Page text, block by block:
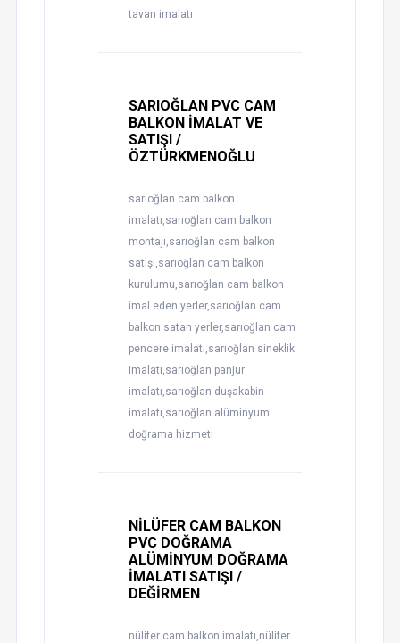
tavan imalatı
SARIOĞLAN PVC CAM
BALKON İMALAT VE
SATIŞI /
ÖZTÜRKMENOĞLU
sarıoğlan cam balkon
imalatı,sarıoğlan cam balkon
montajı,sarıoğlan cam balkon
satışı,sarıoğlan cam balkon
kurulumu,sarıoğlan cam balkon
imal eden yerler,sarıoğlan cam
balkon satan yerler,sarıoğlan cam
pencere imalatı,sarıoğlan sineklik
imalatı,sarıoğlan panjur
imalatı,sarıoğlan duşakabin
imalatı,sarıoğlan alüminyum
doğrama hizmeti
NİLÜFER CAM BALKON
PVC DOĞRAMA
ALÜMİNYUM DOĞRAMA
İMALATI SATIŞI /
DEĞİRMEN
nülifer cam balkon imalatı,nülifer